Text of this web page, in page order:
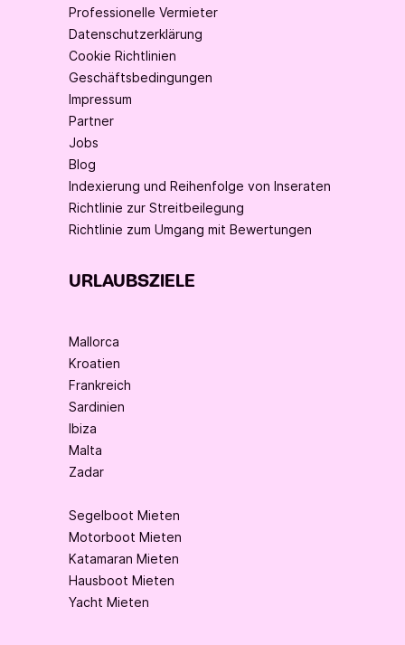
Professionelle Vermieter
Datenschutzerklärung
Cookie Richtlinien
Geschäftsbedingungen
Impressum
Partner
Jobs
Blog
Indexierung und Reihenfolge von Inseraten
Richtlinie zur Streitbeilegung
Richtlinie zum Umgang mit Bewertungen
URLAUBSZIELE
Mallorca
Kroatien
Frankreich
Sardinien
Ibiza
Malta
Zadar
Segelboot Mieten
Motorboot Mieten
Katamaran Mieten
Hausboot Mieten
Yacht Mieten